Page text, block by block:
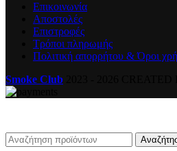
Επικοινωνία
Αποστολές
Επιστροφές
Τρόποι πληρωμής
Πολιτική απορρήτου & Όροι
Smoke Club